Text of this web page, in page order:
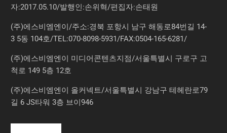
자:2017.05.10/발행인:손위혁/편집자:손태원
(주)에스비엠엔이/주소:경북 포항시 남구 해동로84번길 14-
3 5동 104호/TEL:070-8098-5931/FAX:0504-165-6281/
(주)에스비엠엔이 미디어콘텐츠지점/서울특별시 구로구 고
척로 149 5층 12호
(주)에스비엠엔이 올커넥트/서울특별시 강남구 테헤란로79
길 6 JS타워 3층 브이946